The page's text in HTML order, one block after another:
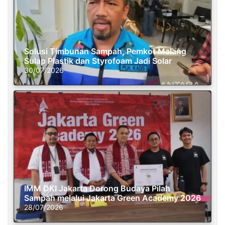
Solusi Timbunan Sampah, Pemkot Malang
Sulap Plastik dan Styrofoam Jadi Solar
30/07/2026
IMM DKI Jakarta Dorong Budaya Pilah
Sampah melalui Jakarta Green Academy 2026
28/07/2026